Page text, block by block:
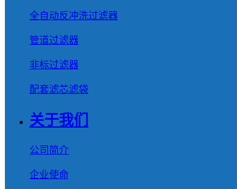
全自动反冲洗过滤器
管道过滤器
非标过滤器
配套滤芯滤袋
关于我们
公司简介
企业使命